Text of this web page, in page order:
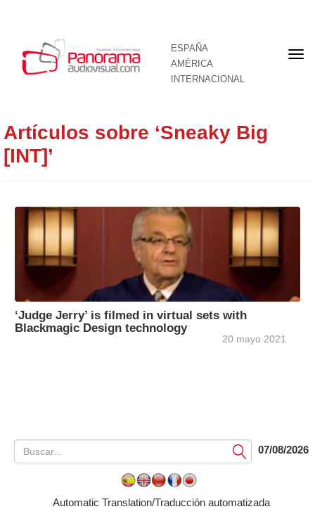
ESPAÑA
AMÉRICA
INTERNACIONAL
Artículos sobre ‘Sneaky Big
[INT]’
‘Judge Jerry’ is filmed in virtual sets with
Blackmagic Design technology
20 mayo 2021
Submit07/08/2026
Automatic Translation/Traducción automatizada